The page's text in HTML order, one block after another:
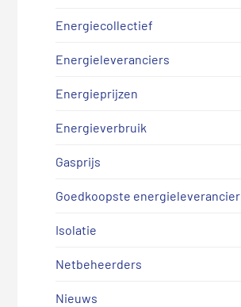
Energiecollectief
Energieleveranciers
Energieprijzen
Energieverbruik
Gasprijs
Goedkoopste energieleverancier
Isolatie
Netbeheerders
Nieuws